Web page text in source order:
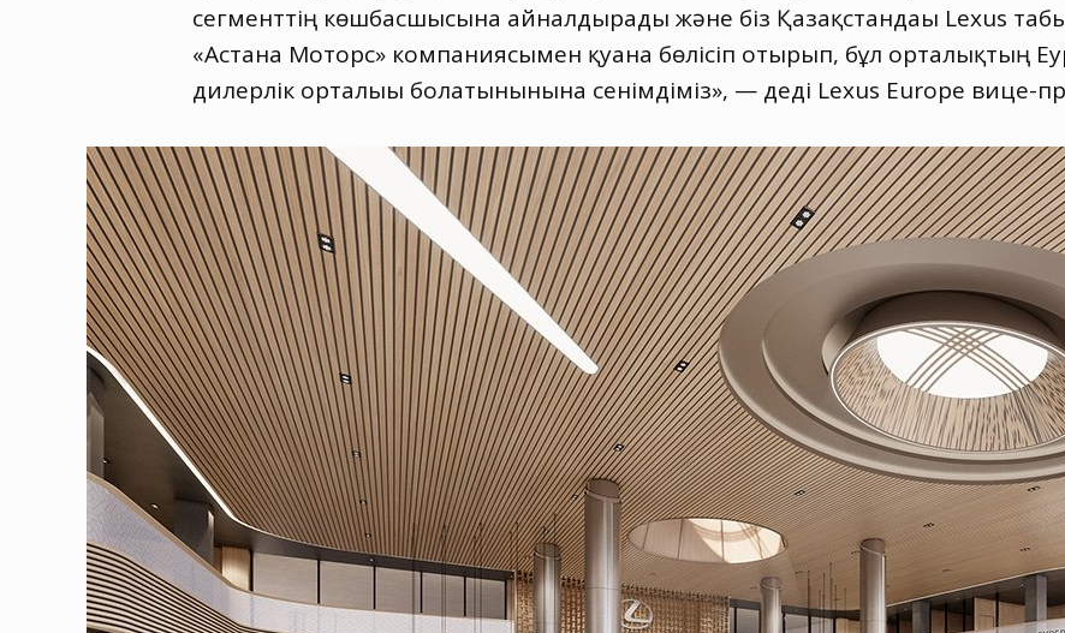
сегменттің көшбасшысына айналдырады және біз Қазақстандағы Lexus
«Астана Моторс» компаниясымен қуана бөлісіп отырып, бұл орталықтың
дилерлік орталығы болатынынына сенімдіміз», — деді Lexus Europe вице-